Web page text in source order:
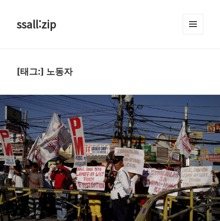
ssall:zip
[태그:] 노동자